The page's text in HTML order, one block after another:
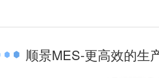
顺景MES-更高效的生